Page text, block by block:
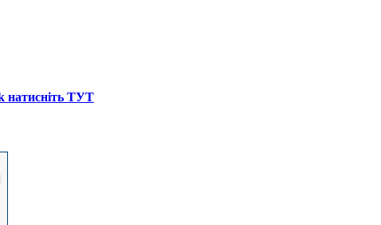
натисніть ТУТ